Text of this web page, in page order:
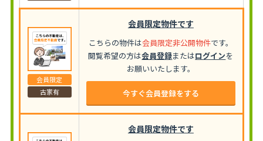
会員限定
古家有
会員限定物件です
こちらの物件は会員限定非公開物件です。
閲覧希望の方は会員登録またはログインを
お願いいたします。
今すぐ会員登録をする
会員限定物件です